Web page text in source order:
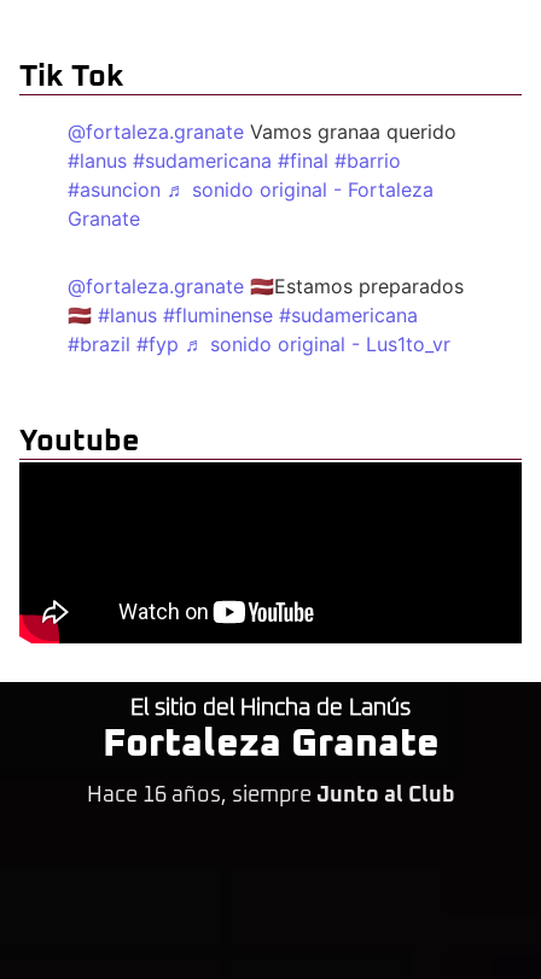
Tik Tok
@fortaleza.granate Vamos granaa querido
#lanus #sudamericana #final #barrio
#asuncion ♬ sonido original - Fortaleza
Granate
@fortaleza.granate 🇱🇻Estamos preparados
🇱🇻 #lanus #fluminense #sudamericana
#brazil #fyp ♬ sonido original - Lus1to_vr
Youtube
El sitio del Hincha de Lanús
Fortaleza Granate
Hace 16 años, siempre Junto al Club